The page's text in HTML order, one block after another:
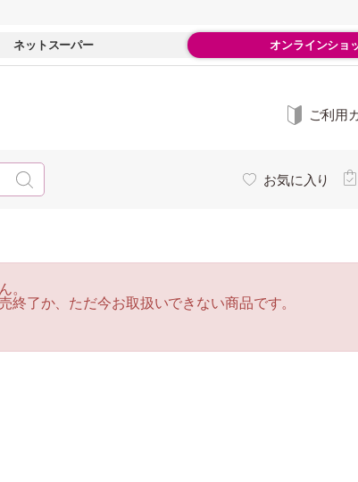
ネットスーパー オンラインショ
ご利用
お気に入り
。
終了か、ただ今お取扱いできない商品です。